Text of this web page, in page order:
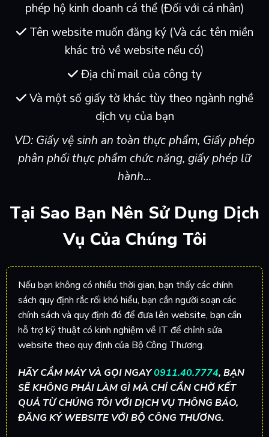
phép hộ kinh doanh cá thể (Đối với cá nhân)
Tên website muốn đăng ký (Và các tên miền
khác trỏ về website nếu có)
Địa chỉ mail của công ty
Và một số giấy tờ khác tùy theo ngành nghề
dịch vụ của bạn
VD: Giấy vệ sinh an toàn thực phẩm, Giấy phép
phân phối thực phẩm chức năng, giấy phép lữ
hành…
Tại Sao Bạn Nên Sử Dụng Dịch
Vụ Của Chúng Tôi
Nếu bạn không có nhiều thời gian, bạn thấy các chính
sách quy định rắc rối khó hiểu, bạn cần người soạn các
chính sách và quy định đó để đưa lên website, bạn cần
hỗ trợ kỹ thuật có kinh nghiệm về IT để chỉnh sửa
website theo quy định của Bộ Công Thương.
HÃY CẦM MÁY VÀ GỌI NGAY0911.40.7774, BẠN
SẼ KHÔNG PHẢI LÀM GÌ MÀ CHỈ CẦN CHỜ KẾT
QUẢ TỪ CHÚNG TÔI VỚI DỊCH VỤ THÔNG BÁO,
ĐĂNG KÝ WEBSITE VỚI BỘ CÔNG THƯƠNG.